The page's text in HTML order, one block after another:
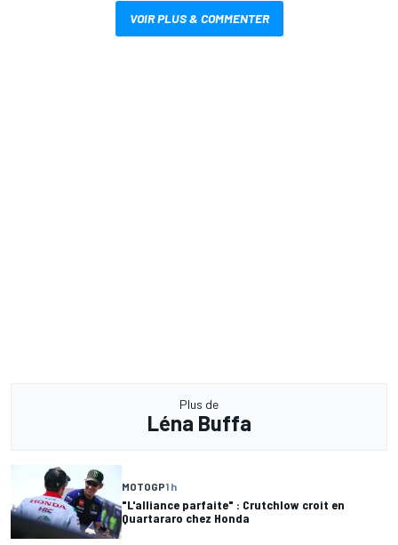
VOIR PLUS & COMMENTER
Plus de
Léna Buffa
MOTOGP1 h
"L'alliance parfaite" : Crutchlow croit en
Quartararo chez Honda